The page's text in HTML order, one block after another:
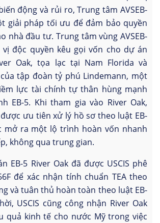
động và rủi ro, Trung tâm AVSEB-
giải pháp tối ưu để đảm bảo quyền
nhà đầu tư. Trung tâm vùng AVSEB-
độc quyền kêu gọi vốn cho dự án
Oak, tọa lạc tại Nam Florida và
tập đoàn tỷ phú Lindemann, một
lực tài chính tự thân hùng mạnh
EB-5. Khi tham gia vào River Oak,
ưu tiên xử lý hồ sơ theo luật EB-
mở ra một lộ trình hoàn vốn nhanh
không qua trung gian.
EB-5 River Oak đã được USCIS phê
để xác nhận tính chuẩn TEA theo
và tuân thủ hoàn toàn theo luật EB-
USCIS cũng công nhận River Oak
quả kinh tế cho nước Mỹ trong việc